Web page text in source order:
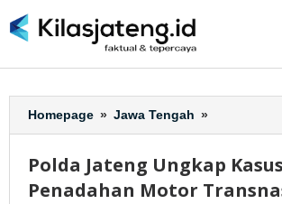
ke
Homepage » Jawa Tengah »
Jateng
Kasus
Penadahan
Polda Jateng Ungkap Kasus
Penadahan Motor